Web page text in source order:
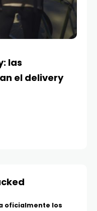
las
el delivery
oficialmente los